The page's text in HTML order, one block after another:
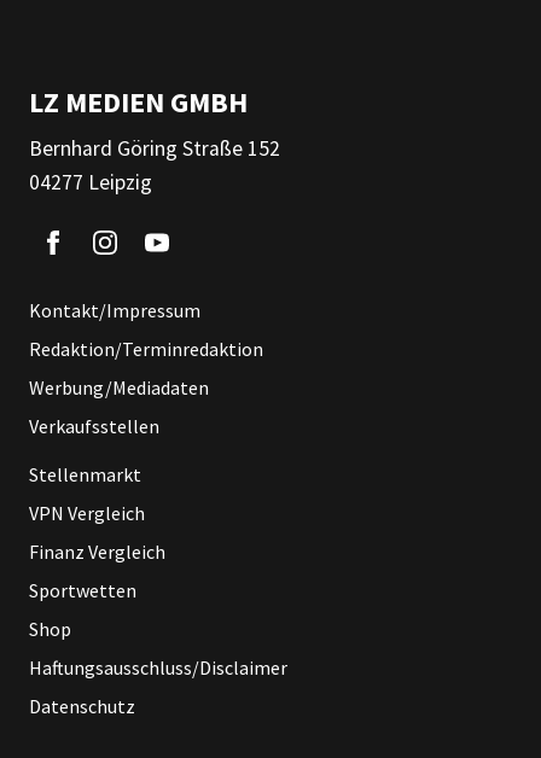
LZ MEDIEN GMBH
Bernhard Göring Straße 152
04277 Leipzig
Kontakt/Impressum
Redaktion/Terminredaktion
Werbung/Mediadaten
Verkaufsstellen
Stellenmarkt
VPN Vergleich
Finanz Vergleich
Sportwetten
Shop
Haftungsausschluss/Disclaimer
Datenschutz